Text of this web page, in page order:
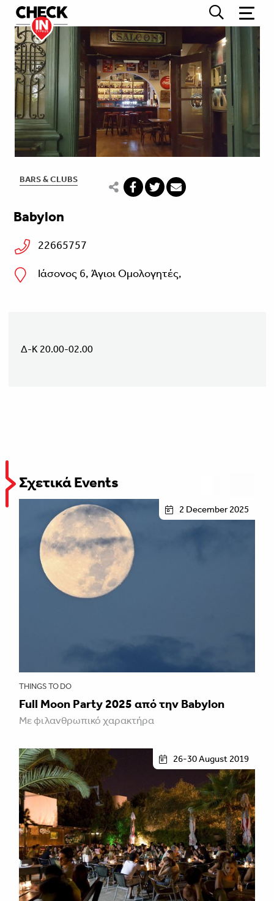
BARS & CLUBS
Babylon
22665757
Ιάσονος 6, Άγιοι Ομολογητές,
Δ-Κ 20.00-02.00
Σχετικά Events
2 December 2025
THINGS TO DO
Full Moon Party 2025 από την Babylon
Με φιλανθρωπικό χαρακτήρα
26-30 August 2019